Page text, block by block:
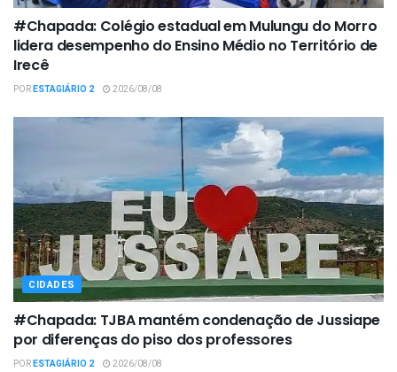
#Chapada: Colégio estadual em Mulungu do Morro
lidera desempenho do Ensino Médio no Território de
Irecê
PORESTAGIÁRIO 2 2026/08/08
CIDADES
#Chapada: TJBA mantém condenação de Jussiape
por diferenças do piso dos professores
PORESTAGIÁRIO 2 2026/08/08